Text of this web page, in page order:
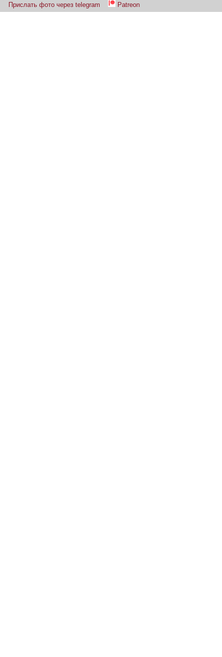
Прислать фото через telegram
Patreon